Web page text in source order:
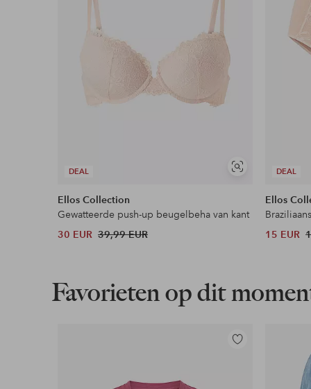
DEAL
Soortgelijke
Ellos Collection
Gewatteerde push-up beugelbeha van kant
30 EUR 39,99 EUR
DEAL
Ellos
15 EUR
Favorieten op dit
Toevoegen